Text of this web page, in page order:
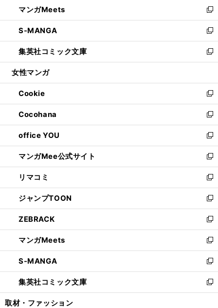
く
で
開
く
ド
ウ
で
開
く
ィ
ン
ド
ウ
で
開
い
ウ
ィ
ン
ド
ウ
開
く
マンガMeets
新
し
い
ウ
ィ
ン
ウ
で
開
く
S-MANGA
新
し
い
ウ
ン
ド
ウ
で
開
く
集英社コミック文庫
新
し
ウ
ィ
ン
ド
ウ
で
開
く
女性マンガ
Cookie
新
し
い
ウ
ィ
ン
ド
ウ
で
開
く
Cocohana
新
し
い
ウ
ィ
ン
ド
ウ
で
開
く
office YOU
新
し
い
ウ
ィ
ン
ド
ウ
で
開
く
マンガMee公式サイト
新
し
い
ウ
ィ
ン
ド
ウ
で
開
く
リマコミ
新
し
い
ウ
ィ
ン
ド
ウ
で
開
く
ジャンプTOON
新
し
い
ウ
ィ
ン
ド
ウ
で
開
ZEBRACK
新
し
い
ウ
ィ
ン
ド
ウ
マンガMeets
新
し
い
ウ
ィ
ン
S-MANGA
新
し
い
ウ
集英社コミック文庫
新
し
取材・ファッション